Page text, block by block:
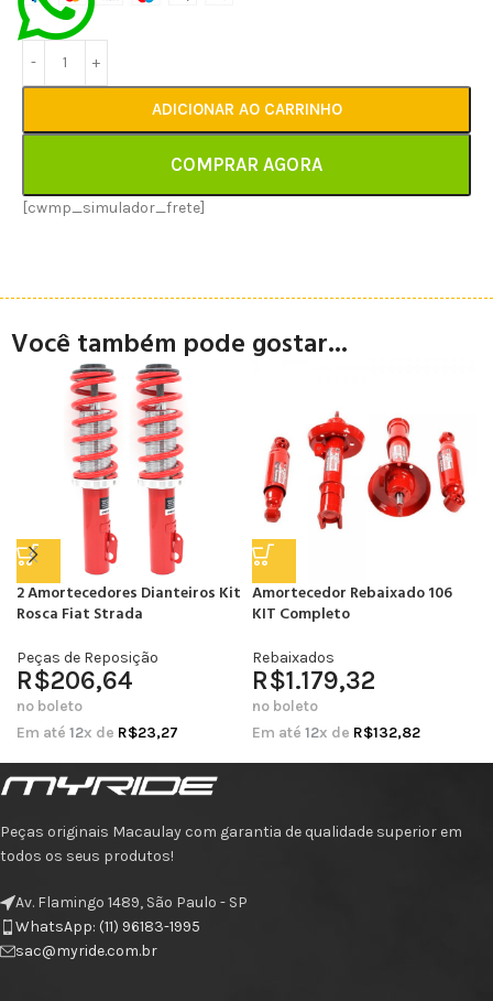
ADICIONAR AO CARRINHO
COMPRAR AGORA
[cwmp_simulador_frete]
Você também pode gostar...
2 Amortecedores Dianteiros Kit
Rosca Fiat Strada
Peças de Reposição
R$206,64
no boleto
Em até 12x de R$23,27
Amortecedor Rebaixado 106
KIT Completo
Rebaixados
R$1.179,32
no boleto
Em até 12x de R$132,82
Peças originais Macaulay com garantia de qualidade superior em
todos os seus produtos!
Av. Flamingo 1489, São Paulo - SP
WhatsApp: (11) 96183-1995
sac@myride.com.br